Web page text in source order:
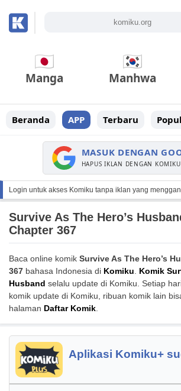
Manga Manhwa
Beranda APP Terbaru
MASUK DENGAN
HAPUS IKLAN DENGAN
Login untuk akses Komiku tanpa iklan yang
Survive As The Hero’s
Chapter 367
Baca online komik Survive As The Hero’s
367 bahasa Indonesia di Komiku. Komik
Husband selalu update di Komiku. Setiap
komik update di Komiku, ribuan komik lain
halaman Daftar Komik.
Aplikasi Komiku+